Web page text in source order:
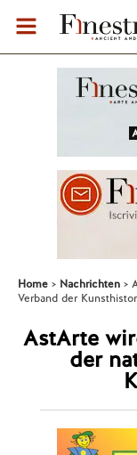
Home Nachrichten
Verband der
AstArte
der